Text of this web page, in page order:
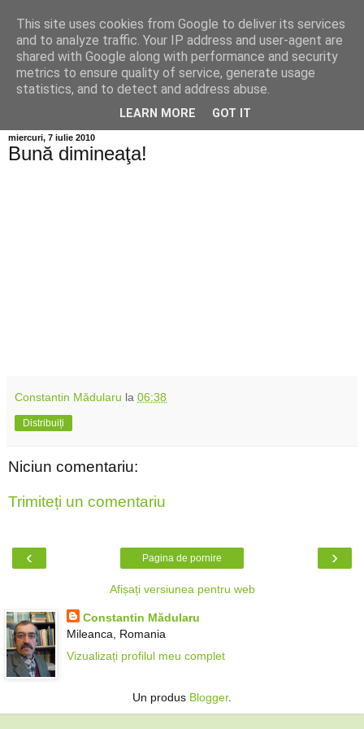
Info MILEANCA
BINE AȚI VENIT! *Jurnal online de informație și opinie;
Vineri 07 August, 2026
miercuri, 7 iulie 2010
Bună dimineaţa!
Constantin Mădularu la 06:38
Distribuiți
Niciun comentariu:
Trimiteți un comentariu
‹ ›
Pagina de pornire
Afișați versiunea pentru web
Constantin Mădularu
Mileanca, Romania
Vizualizați profilul meu complet
Un produs Blogger.
This site uses cookies from Google to deliver its services
and to analyze traffic. Your IP address and user-agent are
shared with Google along with performance and security
metrics to ensure quality of service, generate usage
statistics, and to detect and address abuse.
LEARN MORE GOT IT